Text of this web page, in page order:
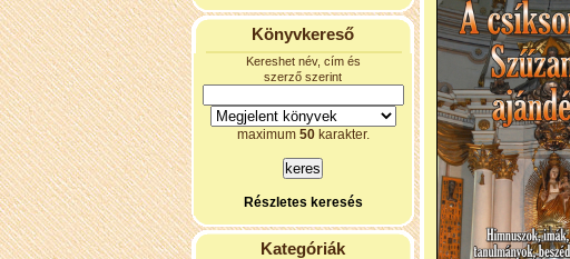
Könyvkereső
Kereshet név, cím és
szerző szerint
maximum 50karakter.
Részletes keresés
Kategóriák